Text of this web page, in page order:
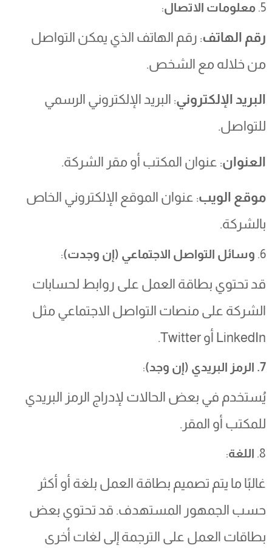
معلومات الاتصال
رقم الهاتف: رقم الهاتف الذي يمكن التواصل
من خلاله مع الشخص.
البريد الإلكتروني : البريد الإلكتروني الرسمي
للتواصل.
العنوان: عنوان المكتب أو مقر الشركة.
موقع الويب: عنوان الموقع الإلكتروني الخاص
بالشركة.
6. وسائل التواصل الاجتماعي (إن وجدت):
قد تحتوي بطاقة العمل على روابط لحسابات
الشركة على منصات التواصل الاجتماعي مثل
LinkedIn أو Twitter.
7. الرمز البريدي (إن وجد) :
يُستخدم في بعض الحالات لإدراج الرمز البريدي
للمكتب أو المقر.
8. اللغة:
غالبًا ما يتم تصميم بطاقة العمل بلغة أو أكثر
حسب الجمهور المستهدف. قد تحتوي بعض
بطاقات العمل على الترجمة إلى لغات أخرى